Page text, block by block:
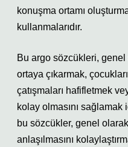
konuşma ortamı
kullanmalarıdır.
Bu argo sözcükleri,
ortaya çıkarmak,
çatışmaları hafifletmek
kolay olmasını sağlamak
bu sözcükler, genel
anlaşılmasını